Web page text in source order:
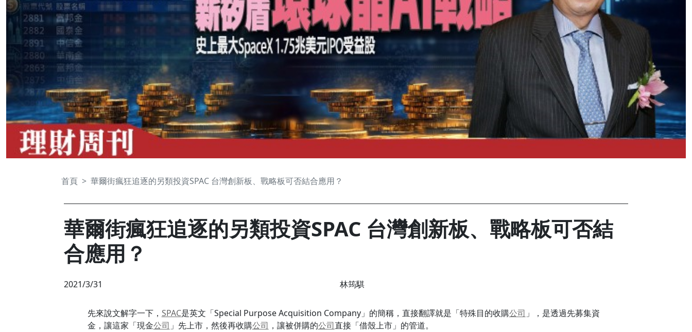
首頁 華爾街瘋狂追逐的另類投資SPAC 台灣創新板、戰略板可否結合應用？
華爾街瘋狂追逐的另類投資SPAC 台灣創新板、戰略板可否結
合應用？
2021/3/31 林筠騏
先來說文解字一下， SPAC是英文「Special Purpose Acquisition Company」的簡稱，直接翻譯就是「特殊目的收購公司 」，是透過先募集資
金，讓這家「現金公司 」先上市，然後再收購公司 ，讓被併購的公司直接「借殼上市」的管道。